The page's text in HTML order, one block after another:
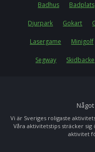
Badhus Badplats
Djurpark Gokart
Lasergame Minigolf
Segway Skidbacke
Vi är Sveriges roligaste
Våra aktivitetstips sträcker
aktivitet